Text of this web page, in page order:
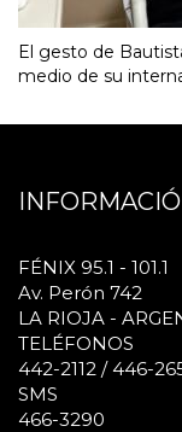
El gesto de
medio de su
FÉNIX 95.1 - 101.1
Av. Perón 742
LA RIOJA -
TELÉFONOS
442-2112 / 446-
SMS
466-3290